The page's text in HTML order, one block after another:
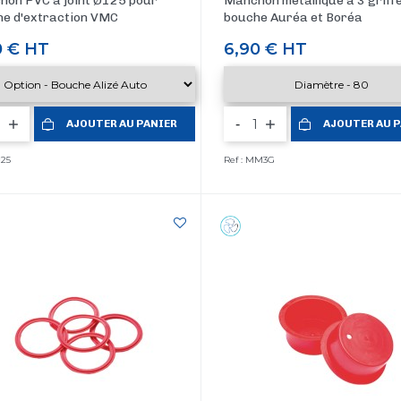
d'extraction VMC
€ HT
AJOUTER AU PANIER
bouche Auréa et Boréa
Prix
6,90 €HT
- AJOUTER AU
Ref : MM3G